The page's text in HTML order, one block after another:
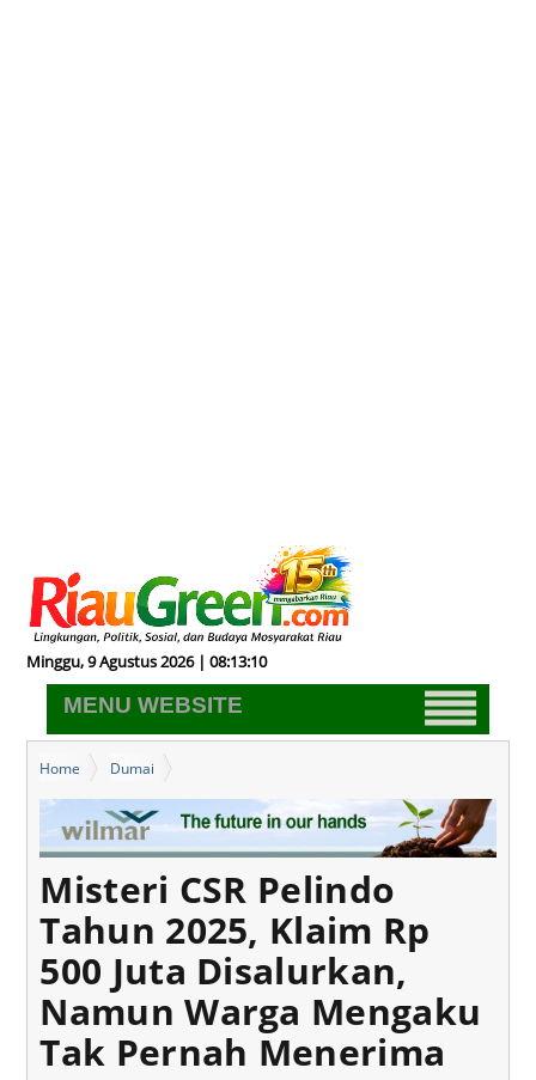
Minggu, 9 Agustus 2026 | 08:13:11
MENU WEBSITE
Home
Dumai
Misteri CSR Pelindo Tahun 2025, Klaim Rp 500 Juta Disalurkan,
Namun Warga Mengaku Tak Pernah Menerima
Misteri CSR Pelindo
Tahun 2025, Klaim Rp
500 Juta Disalurkan,
Namun Warga Mengaku
Tak Pernah Menerima